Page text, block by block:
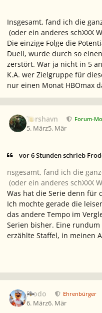
Insgesamt, fand ich die
(oder ein anderes schXXX
Die einzige Folge die
Duell, wurde durch so
zerstört. War ja nicht in 5
K.A. wer Zielgruppe für
nur einen Monat HBOmax
Torshavn Forum-
5. März5. Mär
vor 6 Stunden schrieb
nsgesamt, fand ich die
(oder ein anderes schXXX
Was hat die Serie denn für
Ich mochte gerade die
das andere Tempo im
Serien bisher. Eine
erzählte Staffel, in meinen
Frodo Ehrenbürger
6. März6. Mär